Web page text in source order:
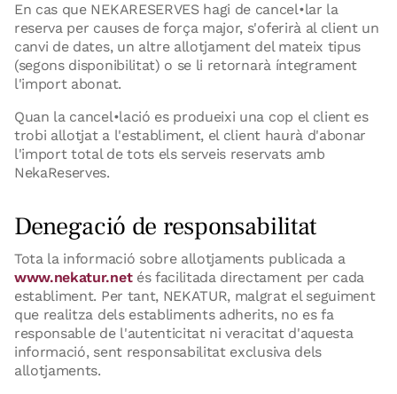
En cas que NEKARESERVES hagi de cancel•lar la
reserva per causes de força major, s'oferirà al client un
canvi de dates, un altre allotjament del mateix tipus
(segons disponibilitat) o se li retornarà íntegrament
l'import abonat.
Quan la cancel•lació es produeixi una cop el client es
trobi allotjat a l'establiment, el client haurà d'abonar
l'import total de tots els serveis reservats amb
NekaReserves.
Denegació de responsabilitat
Tota la informació sobre allotjaments publicada a
www.nekatur.netés facilitada directament per cada
establiment. Per tant, NEKATUR, malgrat el seguiment
que realitza dels establiments adherits, no es fa
responsable de l'autenticitat ni veracitat d'aquesta
informació, sent responsabilitat exclusiva dels
allotjaments.